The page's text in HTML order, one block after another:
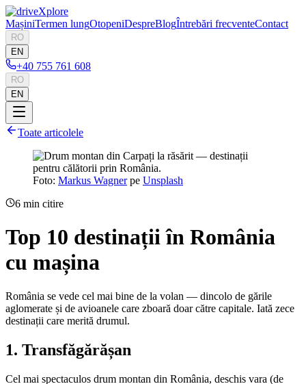
MașiniTermen lungOtopeniDespreBlogÎntrebări frecventeContact
RO
EN
+40 755 761 608
RO
EN
Toate articolele
Foto: Markus Wagner pe Unsplash
6 min citire
Top 10 destinații în România
cu mașina
România se vede cel mai bine de la volan — dincolo de gările
aglomerate și de avioanele care zboară doar către capitale. Iată zece
destinații care merită drumul.
1. Transfăgărășan
Cel mai spectaculos drum montan din România, deschis vara (de